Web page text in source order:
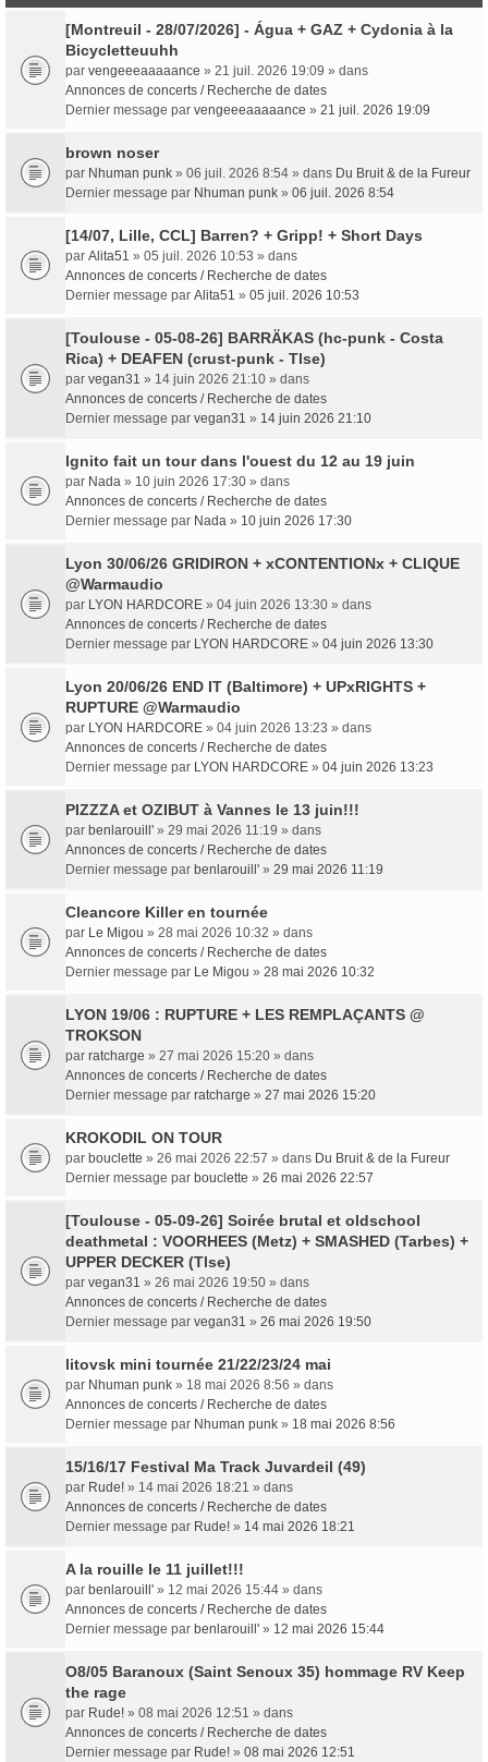
[Montreuil - 28/07/2026] - Água + GAZ + Cydonia à la
Bicycletteuuhh
par vengeeeaaaaance » 21 juil. 2026 19:09 » dans
Annonces de concerts / Recherche de dates
Dernier message par vengeeeaaaaance » 21 juil. 2026 19:09
brown noser
par Nhuman punk » 06 juil. 2026 8:54 » dans Du Bruit & de la Fureur
Dernier message par Nhuman punk » 06 juil. 2026 8:54
[14/07, Lille, CCL] Barren? + Gripp! + Short Days
par Alita51 » 05 juil. 2026 10:53 » dans
Annonces de concerts / Recherche de dates
Dernier message par Alita51 » 05 juil. 2026 10:53
[Toulouse - 05-08-26] BARRÄKAS (hc-punk - Costa
Rica) + DEAFEN (crust-punk - Tlse)
par vegan31 » 14 juin 2026 21:10 » dans
Annonces de concerts / Recherche de dates
Dernier message par vegan31 » 14 juin 2026 21:10
Ignito fait un tour dans l'ouest du 12 au 19 juin
par Nada » 10 juin 2026 17:30 » dans
Annonces de concerts / Recherche de dates
Dernier message par Nada » 10 juin 2026 17:30
Lyon 30/06/26 GRIDIRON + xCONTENTIONx + CLIQUE
@Warmaudio
par LYON HARDCORE » 04 juin 2026 13:30 » dans
Annonces de concerts / Recherche de dates
Dernier message par LYON HARDCORE » 04 juin 2026 13:30
Lyon 20/06/26 END IT (Baltimore) + UPxRIGHTS +
RUPTURE @Warmaudio
par LYON HARDCORE » 04 juin 2026 13:23 » dans
Annonces de concerts / Recherche de dates
Dernier message par LYON HARDCORE » 04 juin 2026 13:23
PIZZZA et OZIBUT à Vannes le 13 juin!!!
par benlarouill' » 29 mai 2026 11:19 » dans
Annonces de concerts / Recherche de dates
Dernier message par benlarouill' » 29 mai 2026 11:19
Cleancore Killer en tournée
par Le Migou » 28 mai 2026 10:32 » dans
Annonces de concerts / Recherche de dates
Dernier message par Le Migou » 28 mai 2026 10:32
LYON 19/06 : RUPTURE + LES REMPLAÇANTS @
TROKSON
par ratcharge » 27 mai 2026 15:20 » dans
Annonces de concerts / Recherche de dates
Dernier message par ratcharge » 27 mai 2026 15:20
KROKODIL ON TOUR
par bouclette » 26 mai 2026 22:57 » dans Du Bruit & de la Fureur
Dernier message par bouclette » 26 mai 2026 22:57
[Toulouse - 05-09-26] Soirée brutal et oldschool
deathmetal : VOORHEES (Metz) + SMASHED (Tarbes) +
UPPER DECKER (Tlse)
par vegan31 » 26 mai 2026 19:50 » dans
Annonces de concerts / Recherche de dates
Dernier message par vegan31 » 26 mai 2026 19:50
litovsk mini tournée 21/22/23/24 mai
par Nhuman punk » 18 mai 2026 8:56 » dans
Annonces de concerts / Recherche de dates
Dernier message par Nhuman punk » 18 mai 2026 8:56
15/16/17 Festival Ma Track Juvardeil (49)
par Rude! » 14 mai 2026 18:21 » dans
Annonces de concerts / Recherche de dates
Dernier message par Rude! » 14 mai 2026 18:21
A la rouille le 11 juillet!!!
par benlarouill' » 12 mai 2026 15:44 » dans
Annonces de concerts / Recherche de dates
Dernier message par benlarouill' » 12 mai 2026 15:44
O8/05 Baranoux (Saint Senoux 35) hommage RV Keep
the rage
par Rude! » 08 mai 2026 12:51 » dans
Annonces de concerts / Recherche de dates
Dernier message par Rude! » 08 mai 2026 12:51